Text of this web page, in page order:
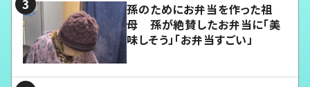
孫のためにお弁当を作った祖
母 孫が絶賛したお弁当に「美
味しそう」「お弁当すごい」